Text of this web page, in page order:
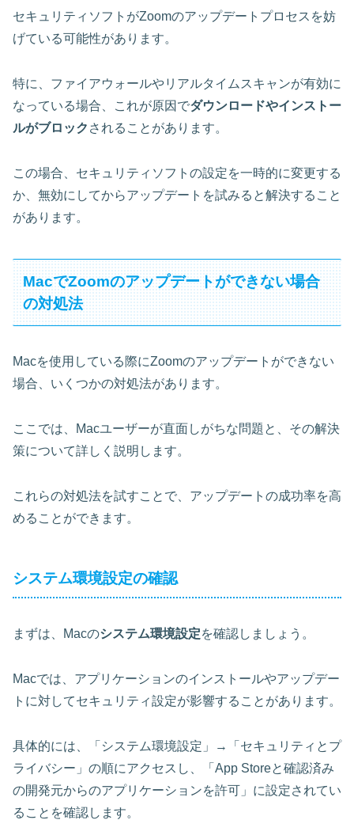
セキュリティソフトがZoomのアップデートプロセスを妨
げている可能性があります。
特に、ファイアウォールやリアルタイムスキャンが有効に
なっている場合、これが原因でダウンロードやインストー
ルがブロック されることがあります。
この場合、セキュリティソフトの設定を一時的に変更する
か、無効にしてからアップデートを試みると解決すること
があります。
MacでZoomのアップデートができない場合
の対処法
Macを使用している際にZoomのアップデートができない
場合、いくつかの対処法があります。
ここでは、Macユーザーが直面しがちな問題と、その解決
策について詳しく説明します。
これらの対処法を試すことで、アップデートの成功率を高
めることができます。
システム環境設定の確認
まずは、Macのシステム環境設定を確認しましょう。
Macでは、アプリケーションのインストールやアップデー
トに対してセキュリティ設定が影響することがあります。
具体的には、
「システム環境設定」→「セキュリティとプ
ライバシー」 の順にアクセスし、「App Storeと確認済み
の開発元からのアプリケーションを許可」に設定されてい
ることを確認します。